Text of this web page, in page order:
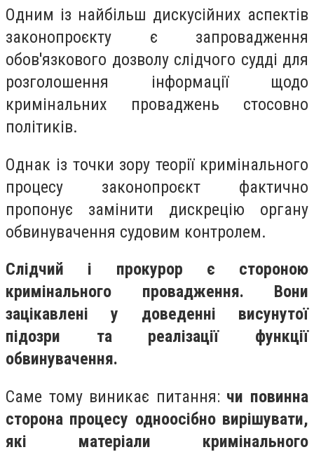
Одним із найбільш дискусійних аспектів
законопроєкту є запровадження
обов'язкового дозволу слідчого судді для
розголошення інформації щодо
кримінальних проваджень стосовно
політиків.
Однак із точки зору теорії кримінального
процесу законопроєкт фактично
пропонує замінити дискрецію органу
обвинувачення судовим контролем.
Слідчий і прокурор є стороною
кримінального провадження. Вони
зацікавлені у доведенні висунутої
підозри та реалізації функції
обвинувачення.
Саме тому виникає питання: чи повинна
сторона процесу одноосібно вирішувати,
які матеріали кримінального